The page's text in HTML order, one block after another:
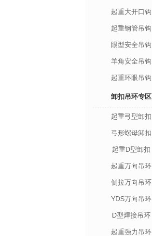
起重大开口钩
起重钢管吊钩
眼型安全吊钩
羊角安全吊钩
起重环眼吊钩
卸扣吊环专区
起重弓型卸扣
弓形螺母卸扣
起重D型卸扣
起重万向吊环
侧拉万向吊环
YDS万向吊环
D型焊接吊环
起重强力吊环